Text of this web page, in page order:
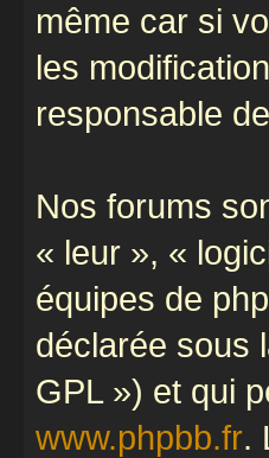
même car si
les
responsable
Nos forums
« leur », «
équipes de
déclarée sous
GPL ») et qui
www.phpbb.fr.